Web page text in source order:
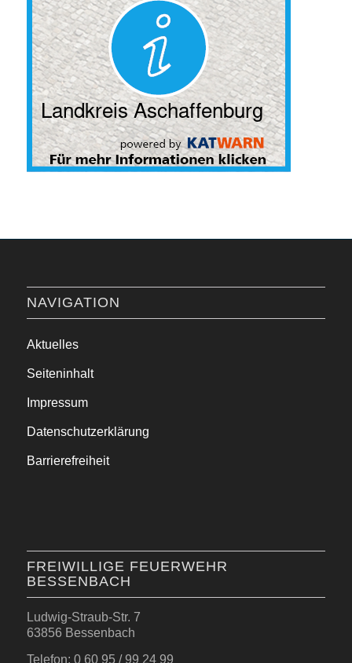
NAVIGATION
Aktuelles
Seiteninhalt
Impressum
Datenschutzerklärung
Barrierefreiheit
FREIWILLIGE FEUERWEHR
BESSENBACH
Ludwig-Straub-Str. 7
63856 Bessenbach
Telefon: 0 60 95 / 99 24 99